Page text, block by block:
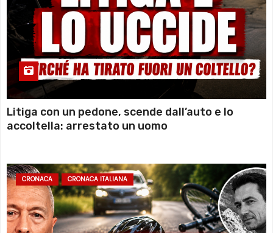
Litiga con un pedone, scende dall’auto e lo
accoltella: arrestato un uomo
CRONACA CRONACA ITALIANA